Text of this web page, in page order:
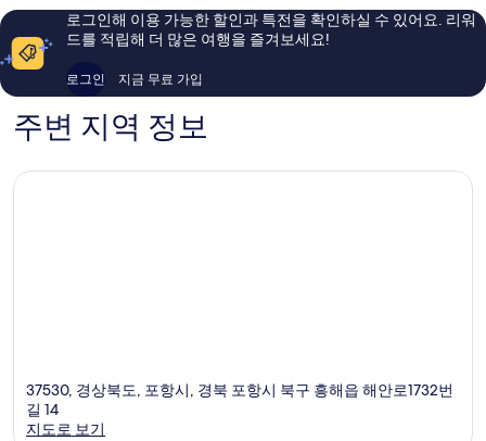
용
후
기
2
개
이
용
로그인해 이용 가능한 할인과 특전을 확인하실 수 있어요. 리워
드를 적립해 더 많은 여행을 즐겨보세요!
로그인 지금 무료 가입
주변 지역 정보
37530, 경상북도, 포항시, 경북 포항시 북구 흥해읍 해안로1732번
길 14
지도로 보기